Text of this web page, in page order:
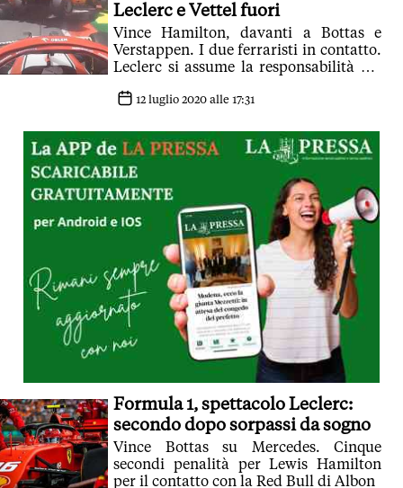
Leclerc e Vettel fuori
Vince Hamilton, davanti a Bottas e
Verstappen. I due ferraristi in contatto.
Leclerc si assume la responsabilità del
12 luglio 2020 alle 17:31
Formula 1, spettacolo Leclerc:
secondo dopo sorpassi da sogno
Vince Bottas su Mercedes. Cinque
secondi penalità per Lewis Hamilton
per il contatto con la Red Bull di Albon